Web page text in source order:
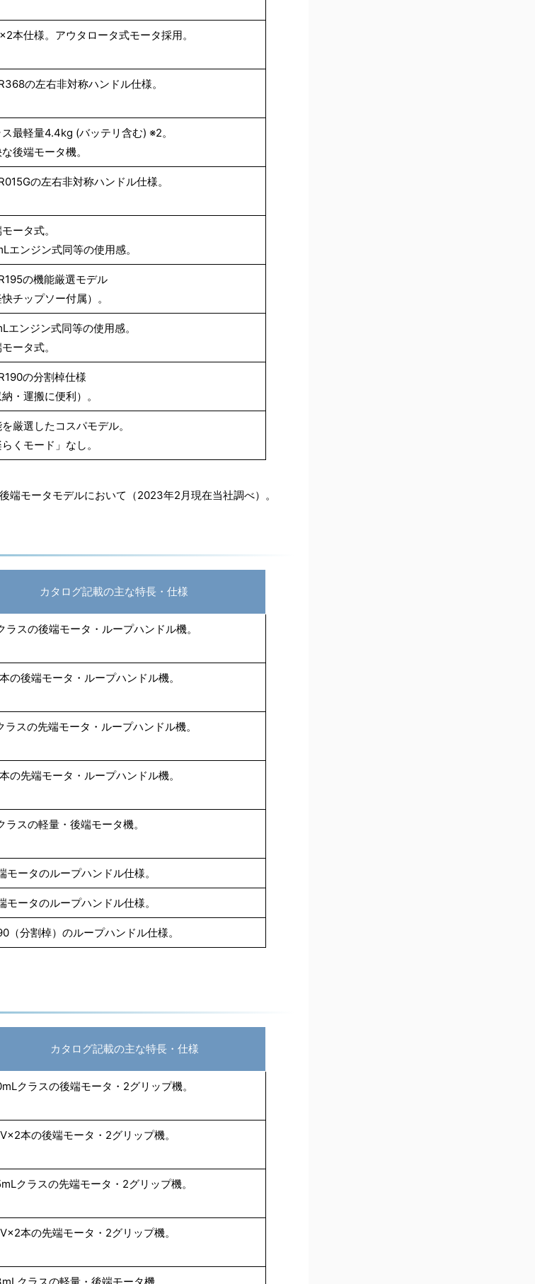
本仕様。アウタロータ式モータ採用。
の左右非対称ハンドル仕様。
最軽量4.4kg (バッテリ含む) ※2。
後端モータ機。
の左右非対称ハンドル仕様。
ータ式。
エンジン式同等の使用感。
の機能厳選モデル
快チップソー付属）。
エンジン式同等の使用感。
ータ式。
の分割棹仕様
納・運搬に便利）。
厳選したコスパモデル。
らくモード」なし。
モータモデルにおいて（2023年2月現在当社調べ）。
カタログ記載の主な特長・仕様
ラスの後端モータ・ループハンドル機。
の後端モータ・ループハンドル機。
ラスの先端モータ・ループハンドル機。
の先端モータ・ループハンドル機。
ラスの軽量・後端モータ機。
モータのループハンドル仕様。
モータのループハンドル仕様。
（分割棹）のループハンドル仕様。
カタログ記載の主な特長・仕様
クラスの後端モータ・2グリップ機。
本の後端モータ・2グリップ機。
クラスの先端モータ・2グリップ機。
本の先端モータ・2グリップ機。